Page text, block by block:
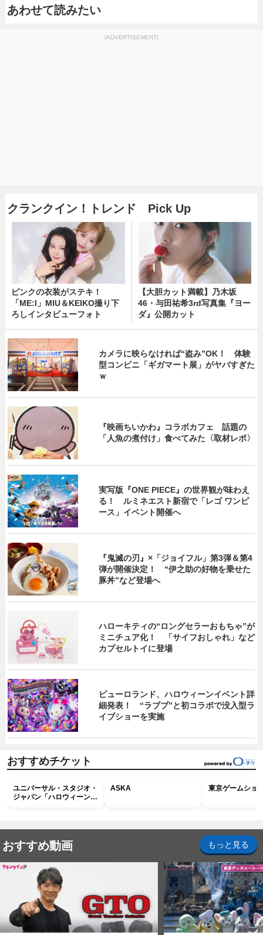
あわせて読みたい
[ADVERTISEMENT]
クランクイン！トレンド Pick Up
ピンクの衣装がステキ！
「ME:I」MIU＆KEIKO撮り下
ろしインタビューフォト
【大胆カット満載】乃木坂
46・与田祐希3rd写真集『ヨー
ダ』公開カット
カメラに映らなければ“盗み”OK！ 体験
型コンビニ「ギガマート展」がヤバすぎた
ｗ
『映画ちいかわ』コラボカフェ 話題の
「人魚の煮付け」食べてみた〈取材レポ〉
実写版『ONE PIECE』の世界観が味わえ
る！ ルミネエスト新宿で「レゴ ワンピ
ース」イベント開催へ
『鬼滅の刃』×「ジョイフル」第3弾＆第4
弾が開催決定！ “伊之助の好物を乗せた
豚丼”など登場へ
ハローキティの“ロングセラーおもちゃ”が
ミニチュア化！ 「サイフおしゃれ」など
カプセルトイに登場
ピューロランド、ハロウィーンイベント詳
細発表！ “ラブブ”と初コラボで没入型ラ
イブショーを実施
おすすめチケット
ユニバーサル・スタジオ・
ジャパン「ハロウィーン・
ASKA 東京ゲームショ
おすすめ動画 もっと見る